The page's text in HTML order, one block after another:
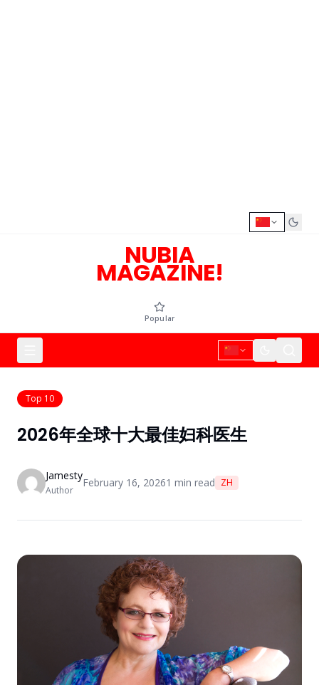
NUBIA
MAGAZINE!
Popular
Top 10
2026年全球十大最佳妇科医生
Jamesty
Author
February 16, 20261 min read ZH